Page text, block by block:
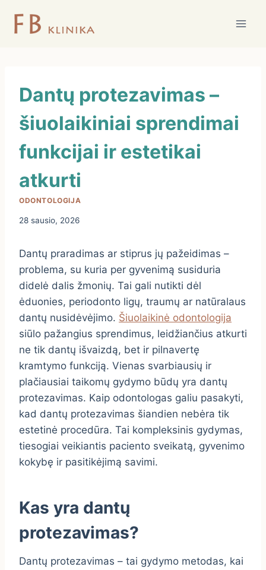
Dantų protezavimas –
šiuolaikiniai sprendimai
funkcijai ir estetikai
atkurti
ODONTOLOGIJA
28 sausio, 2026
Dantų praradimas ar stiprus jų pažeidimas –
problema, su kuria per gyvenimą susiduria
didelė dalis žmonių. Tai gali nutikti dėl
ėduonies, periodonto ligų, traumų ar natūralaus
dantų nusidėvėjimo. Šiuolaikinė odontologija
siūlo pažangius sprendimus, leidžiančius atkurti
ne tik dantų išvaizdą, bet ir pilnavertę
kramtymo funkciją. Vienas svarbiausių ir
plačiausiai taikomų gydymo būdų yra dantų
protezavimas. Kaip odontologas galiu pasakyti,
kad dantų protezavimas šiandien nebėra tik
estetinė procedūra. Tai kompleksinis gydymas,
tiesogiai veikiantis paciento sveikatą, gyvenimo
kokybę ir pasitikėjimą savimi.
Kas yra dantų
protezavimas?
Dantų protezavimas – tai gydymo metodas, kai